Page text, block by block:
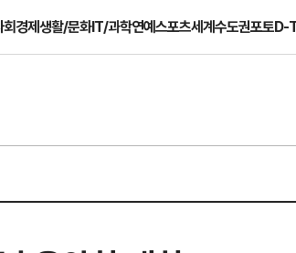
회경제생활/문화IT/과학연예스포츠세계수도권포토D-